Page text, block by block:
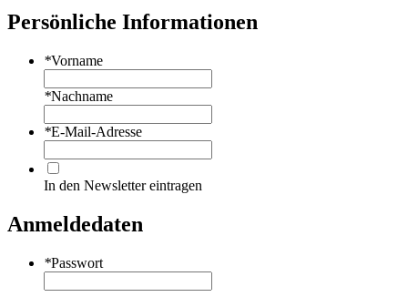
Persönliche Informationen
*Vorname
*Nachname
*E-Mail-Adresse
In den Newsletter eintragen
Anmeldedaten
*Passwort